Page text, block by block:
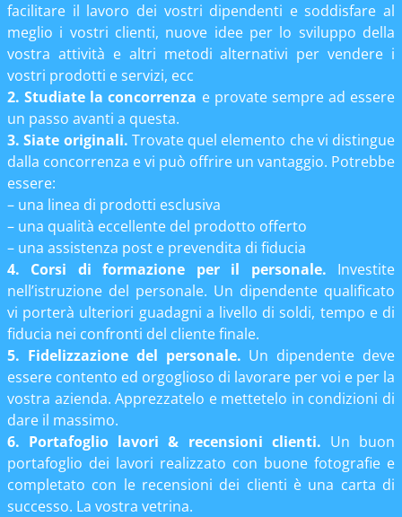
facilitare il lavoro dei vostri dipendenti e soddisfare al
meglio i vostri clienti, nuove idee per lo sviluppo della
vostra attività e altri metodi alternativi per vendere i
vostri prodotti e servizi, ecc
2. Studiate la concorrenza e provate sempre ad essere
un passo avanti a questa.
3. Siate originali. Trovate quel elemento che vi distingue
dalla concorrenza e vi può offrire un vantaggio. Potrebbe
essere:
– una linea di prodotti esclusiva
– una qualità eccellente del prodotto offerto
– una assistenza post e prevendita di fiducia
4. Corsi di formazione per il personale. Investite
nell’istruzione del personale. Un dipendente qualificato
vi porterà ulteriori guadagni a livello di soldi, tempo e di
fiducia nei confronti del cliente finale.
5. Fidelizzazione del personale. Un dipendente deve
essere contento ed orgoglioso di lavorare per voi e per la
vostra azienda. Apprezzatelo e mettetelo in condizioni di
dare il massimo.
6. Portafoglio lavori & recensioni clienti. Un buon
portafoglio dei lavori realizzato con buone fotografie e
completato con le recensioni dei clienti è una carta di
successo. La vostra vetrina.